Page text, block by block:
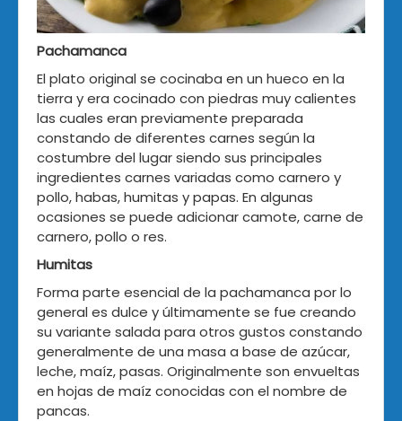
Pachamanca
El plato original se cocinaba en un hueco en la
tierra y era cocinado con piedras muy calientes
las cuales eran previamente preparada
constando de diferentes carnes según la
costumbre del lugar siendo sus principales
ingredientes carnes variadas como carnero y
pollo, habas, humitas y papas. En algunas
ocasiones se puede adicionar camote, carne de
carnero, pollo o res.
Humitas
Forma parte esencial de la pachamanca por lo
general es dulce y últimamente se fue creando
su variante salada para otros gustos constando
generalmente de una masa a base de azúcar,
leche, maíz, pasas. Originalmente son envueltas
en hojas de maíz conocidas con el nombre de
pancas.